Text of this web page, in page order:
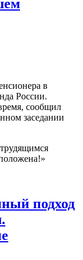
в
России.
сообщил
заседании
подход